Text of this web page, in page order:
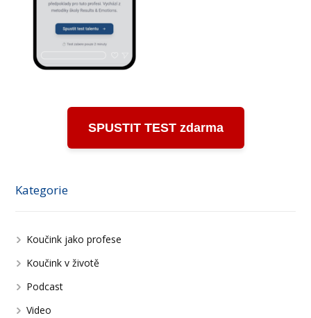
SPUSTIT TEST zdarma
Kategorie
Koučink jako profese
Koučink v životě
Podcast
Video